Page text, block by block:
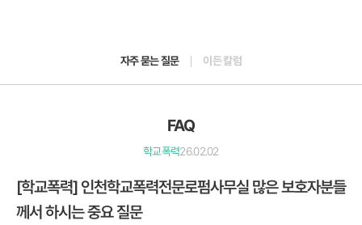
자주 묻는 질문 이든 칼럼
FAQ
학교폭력26.02.02
[학교폭력] 인천학교폭력전문로펌사무실 많은 보호자분들
께서 하시는 중요 질문